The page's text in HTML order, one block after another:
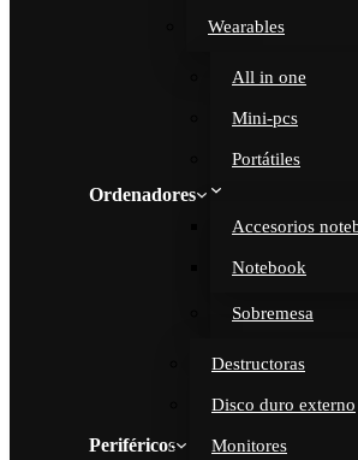
Wearables
Ordenadores
All in one
Mini-pcs
Portátiles
Accesorios
Notebook
Sobremesa
Periféricos
Destructoras
Disco duro externo
Monitores